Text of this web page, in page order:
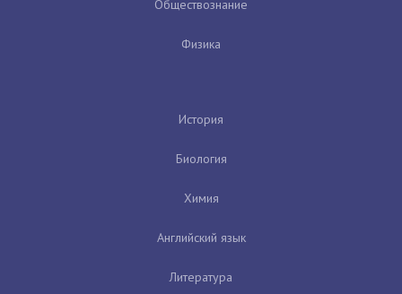
Обществознание
Физика
История
Биология
Химия
Английский язык
Литература